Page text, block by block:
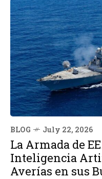
BLOG July 22, 2026
La Armada de
Inteligencia
Averías en sus